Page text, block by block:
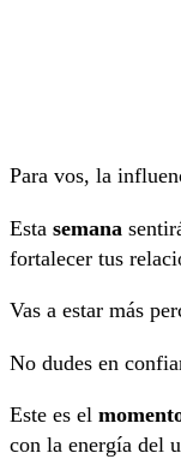
Para vos, la
Esta semana
fortalecer tus
Vas a estar más
No dudes en
Este es el
con la energía del